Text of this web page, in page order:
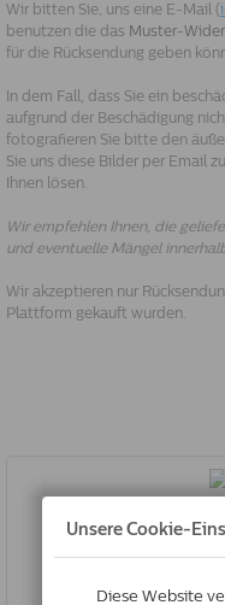
Wir bitten Sie, uns eine E-Mail (
benutzen die das Muster-
für die Rücksendung geben
In dem Fall, dass Sie ein
aufgrund der Beschädigung
fotografieren Sie bitte den
Sie uns diese Bilder per Email
Ihnen lösen.
Wir empfehlen Ihnen, die
und eventuelle Mängel
Wir akzeptieren nur
Plattform gekauft wurden.